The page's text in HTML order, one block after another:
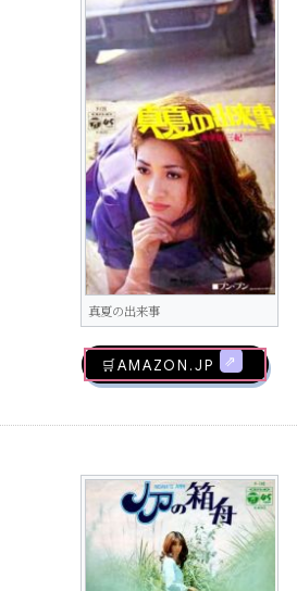
真夏の出来事
🛒AMAZON.jp